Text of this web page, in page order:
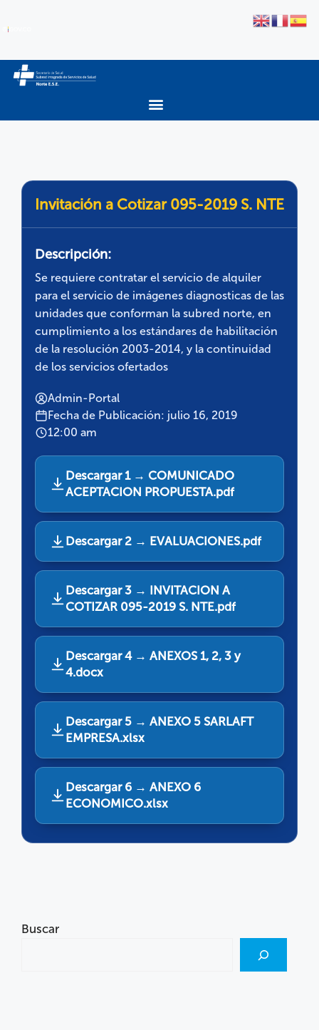
Invitación a Cotizar 095-2019 S. NTE
Descripción:
Se requiere contratar el servicio de alquiler
para el servicio de imágenes diagnosticas de las
unidades que conforman la subred norte, en
cumplimiento a los estándares de habilitación
de la resolución 2003-2014, y la continuidad
de los servicios ofertados
Admin-Portal
Fecha de Publicación: julio 16, 2019
12:00 am
Descargar 1 → COMUNICADO
ACEPTACION PROPUESTA.pdf
Descargar 2 → EVALUACIONES.pdf
Descargar 3 → INVITACION A
COTIZAR 095-2019 S. NTE.pdf
Descargar 4 → ANEXOS 1, 2, 3 y
4.docx
Descargar 5 → ANEXO 5 SARLAFT
EMPRESA.xlsx
Descargar 6 → ANEXO 6
ECONOMICO.xlsx
Buscar